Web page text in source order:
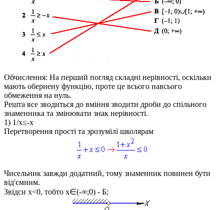
Обчислення: На перший погляд складні нерівності, оскільки
мають обернену функцію, проте це всього навсього
обмеження на нуль.
Решта все зводиться до вміння зводити дроби до спільного
знаменника та змінювати знак нерівності.
1) 1/x≤-x
Перетворення прості та зрозумілі школярам
Чисельник завжди додатний, тому знаменник повинен бути
від'ємним.
Звідси x<0, тобто x∈(-∞;0) - Б;